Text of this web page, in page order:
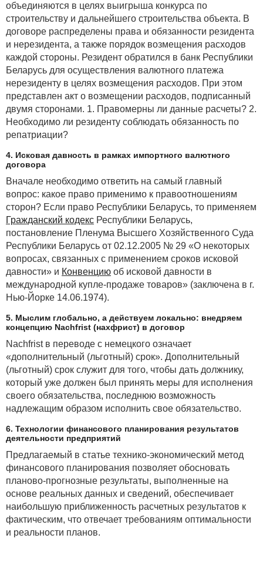
объединяются в целях выигрыша конкурса по
строительству и дальнейшего строительства объекта. В
договоре распределены права и обязанности резидента
и нерезидента, а также порядок возмещения расходов
каждой стороны. Резидент обратился в банк Республики
Беларусь для осуществления валютного платежа
нерезиденту в целях возмещения расходов. При этом
представлен акт о возмещении расходов, подписанный
двумя сторонами. 1. Правомерны ли данные расчеты? 2.
Необходимо ли резиденту соблюдать обязанность по
репатриации?
4. Исковая давность в рамках импортного валютного
договора
Вначале необходимо ответить на самый главный
вопрос: какое право применимо к правоотношениям
сторон? Если право Республики Беларусь, то применяем
Гражданский кодекс Республики Беларусь,
постановление Пленума Высшего Хозяйственного Суда
Республики Беларусь от 02.12.2005 № 29 «О некоторых
вопросах, связанных с применением сроков исковой
давности» и Конвенцию об исковой давности в
международной купле-продаже товаров» (заключена в г.
Нью-Йорке 14.06.1974).
5. Мыслим глобально, а действуем локально: внедряем
концепцию Nachfrist (нахфрист) в договор
Nachfrist в переводе с немецкого означает
«дополнительный (льготный) срок». Дополнительный
(льготный) срок служит для того, чтобы дать должнику,
который уже должен был принять меры для исполнения
своего обязательства, последнюю возможность
надлежащим образом исполнить свое обязательство.
6. Технологии финансового планирования результатов
деятельности предприятий
Предлагаемый в статье технико-экономический метод
финансового планирования позволяет обосновать
планово-прогнозные результаты, выполненные на
основе реальных данных и сведений, обеспечивает
наибольшую приближенность расчетных результатов к
фактическим, что отвечает требованиям оптимальности
и реальности планов.